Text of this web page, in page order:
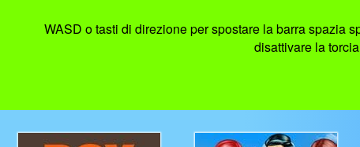
WASD o tasti di direzione per spostare la barra spazia
disattivare la